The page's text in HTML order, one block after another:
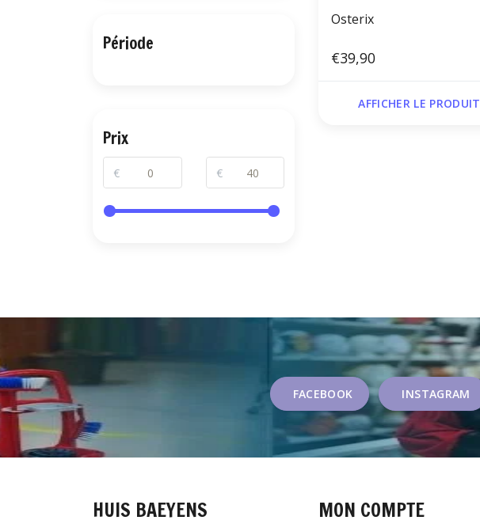
Osterix
€39,90
AFFICHER LE PRODUIT
Période
Prix
€ €
FACEBOOK INSTAGRAM
HUIS BAEYENS MON COMPTE